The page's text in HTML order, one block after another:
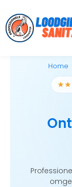
to
content
Home